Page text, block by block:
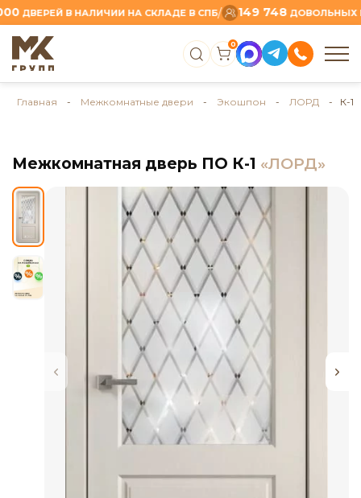
В НАЛИЧИИ НА СКЛАДЕ В СПБ/ 149 748 ДОВОЛЬНЫХ
0
Главная - Межкомнатные двери - Экошпон - ЛОРД - К-1
Межкомнатная дверь ПО К-1 «ЛОРД»